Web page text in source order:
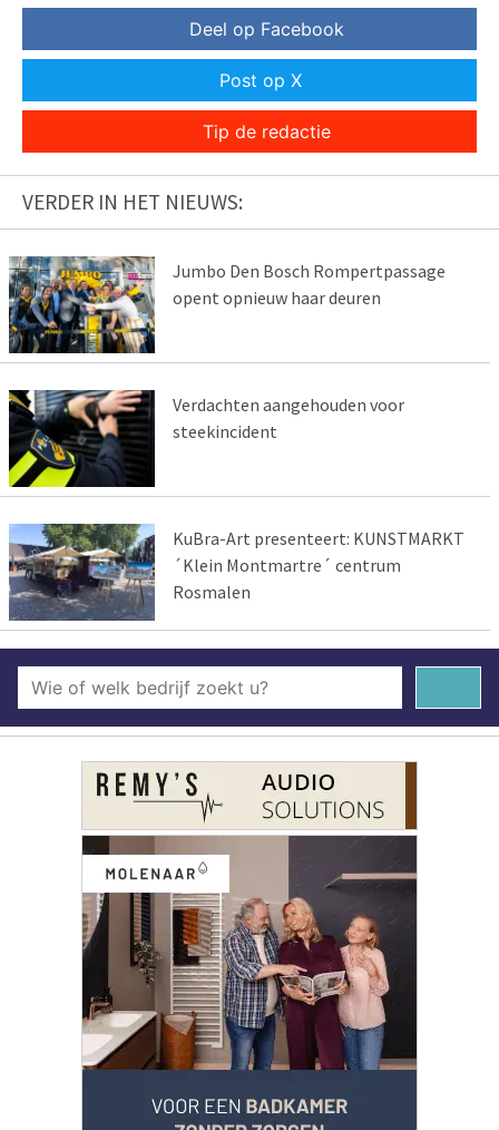
Deel op Facebook
Post op X
Tip de redactie
VERDER IN HET NIEUWS:
Jumbo Den Bosch Rompertpassage
opent opnieuw haar deuren
Verdachten aangehouden voor
steekincident
KuBra-Art presenteert: KUNSTMARKT
´Klein Montmartre´ centrum
Rosmalen